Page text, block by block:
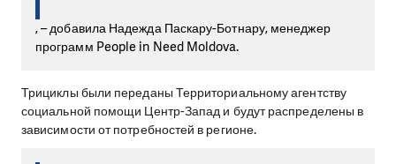
, – добавила Надежда Паскару-Ботнару, менеджер
программ People in Need Moldova.
Трициклы были переданы Территориальному агентству
социальной помощи Центр-Запад и будут распределены в
зависимости от потребностей в регионе.